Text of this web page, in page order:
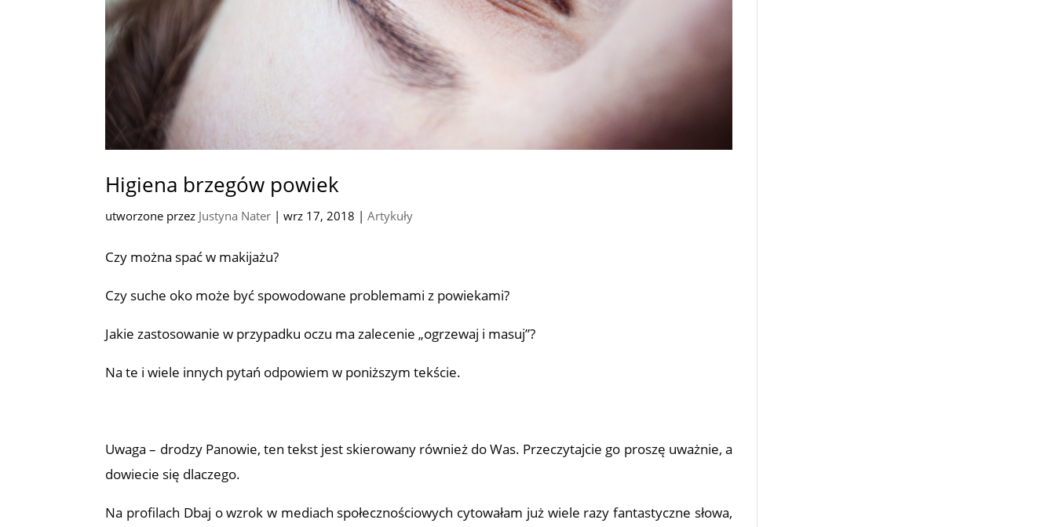
Higiena brzegów powiek
utworzone przez Justyna Nater |wrz 17, 2018 |Artykuły
Czy można spać w makijażu?
Czy suche oko może być spowodowane problemami z powiekami?
Jakie zastosowanie w przypadku oczu ma zalecenie „ogrzewaj i masuj”?
Na te i wiele innych pytań odpowiem w poniższym tekście.
Uwaga – drodzy Panowie, ten tekst jest skierowany również do Was. Przeczytajcie go proszę uważnie, a
dowiecie się dlaczego.
Na profilach Dbaj o wzrok w mediach społecznościowych cytowałam już wiele razy fantastyczne słowa,